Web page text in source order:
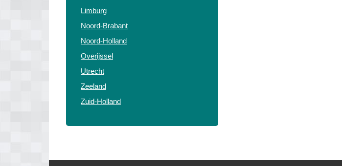
Limburg
Noord-Brabant
Noord-Holland
Overijssel
Utrecht
Zeeland
Zuid-Holland